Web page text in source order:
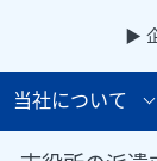
▶
当社について